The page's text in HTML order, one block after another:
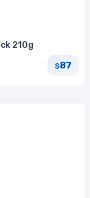
210g
$87